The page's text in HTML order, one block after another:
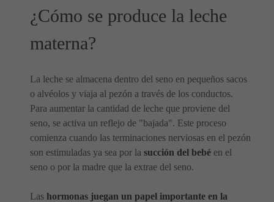
¿Cómo se produce la leche
materna?
La leche se almacena dentro del seno en pequeños sacos
o alvéolos y viaja al pezón a través de los conductos.
Para aumentar la cantidad de leche que proviene del
seno, se activa un reflejo de "bajada". Este proceso
comienza cuando las terminaciones nerviosas en el pezón
son estimuladas ya sea por la succión del bebé en el
seno o por la madre que la extrae del seno.
Las hormonas juegan un papel importante en la